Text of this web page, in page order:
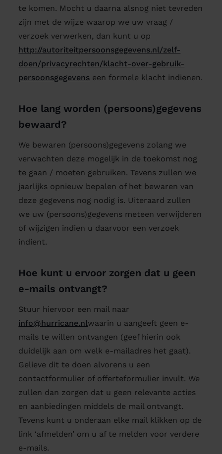
te komen. Mocht u daarna alsnog niet tevreden
zijn met de wijze waarop we uw vraag /
verzoek verwerken, dan kunt u op
http://autoriteitpersoonsgegevens.nl/zelf-
doen/privacyrechten/klacht-over-gebruik-
persoonsgegevens een formele klacht indienen.
Hoe lang worden (persoons)gegevens
bewaard?
We bewaren (persoons)gegevens zolang we
verwachten deze mogelijk in de toekomst nog
te gaan / moeten gebruiken. Tevens zullen we
jaarlijks opnieuw bepalen of het bewaren van
deze gegevens nog nodig is. Uiteraard zullen
we uw (persoons)gegevens meteen verwijderen
of wijzigen indien u daarvoor een verzoek
indient.
Hoe kunt u ervoor zorgen dat u geen
e-mails ontvangt?
Stuur hiervoor een mail naar
info@hurricane.nlwaarin u aangeeft geen e-
mails te willen ontvangen (geef hierin ook
duidelijk aan om welk e-mailadres het gaat).
Gelieve dit te doen alvorens u een
contactformulier of offerteformulier invult. We
zullen dan zorgen dat u geen relevante acties
en aanbiedingen middels de mail ontvangt.
Tevens kunt u onderaan elke mail klikken op de
link ‘afmelden’ om u af te melden voor verdere
e-mails.